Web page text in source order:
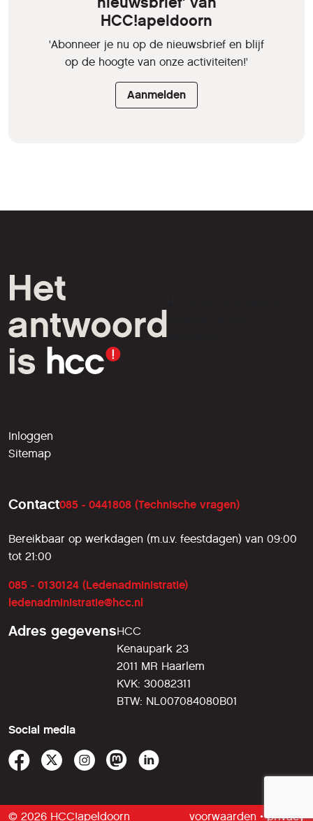
HCC!apeldoorn
'Abonneer je nu op de nieuwsbrief en blijf
op de hoogte van onze activiteiten!'
Aanmelden
liefhebbers.
Inloggen
Sitemap
Contact085 - 0441808 (Technische vragen)
Bereikbaar op werkdagen (m.u.v. feestdagen) van 09:00
tot 21:00
085 - 0130124 (Ledenadministratie)
ledenadministratie@hcc.nl
Adres gegevensHCC
Kenaupark 23
2011 MR Haarlem
KVK: 30082311
BTW: NL007084080B01
Social media
© 2026 HCC!apeldoorn voorwaarden •privacy